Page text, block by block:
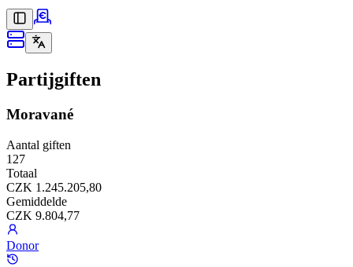
Partijgiften
Moravané
Aantal giften
127
Totaal
CZK 1.245.205,80
Gemiddelde
CZK 9.804,77
Donor